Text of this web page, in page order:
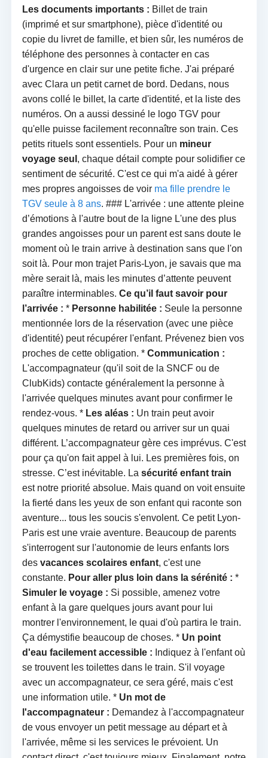
Les documents importants : Billet de train
(imprimé et sur smartphone), pièce d'identité ou
copie du livret de famille, et bien sûr, les numéros de
téléphone des personnes à contacter en cas
d'urgence en clair sur une petite fiche. J'ai préparé
avec Clara un petit carnet de bord. Dedans, nous
avons collé le billet, la carte d'identité, et la liste des
numéros. On a aussi dessiné le logo TGV pour
qu'elle puisse facilement reconnaître son train. Ces
petits rituels sont essentiels. Pour un mineur
voyage seul , chaque détail compte pour solidifier ce
sentiment de sécurité. C'est ce qui m'a aidé à gérer
mes propres angoisses de voir ma fille prendre le
TGV seule à 8 ans. ### L'arrivée : une attente pleine
d’émotions à l'autre bout de la ligne L'une des plus
grandes angoisses pour un parent est sans doute le
moment où le train arrive à destination sans que l'on
soit là. Pour mon trajet Paris-Lyon, je savais que ma
mère serait là, mais les minutes d’attente peuvent
paraître interminables. Ce qu’il faut savoir pour
l’arrivée : * Personne habilitée : Seule la personne
mentionnée lors de la réservation (avec une pièce
d'identité) peut récupérer l'enfant. Prévenez bien vos
proches de cette obligation. * Communication :
L'accompagnateur (qu'il soit de la SNCF ou de
ClubKids) contacte généralement la personne à
l'arrivée quelques minutes avant pour confirmer le
rendez-vous. * Les aléas : Un train peut avoir
quelques minutes de retard ou arriver sur un quai
différent. L’accompagnateur gère ces imprévus. C'est
pour ça qu'on fait appel à lui. Les premières fois, on
stresse. C’est inévitable. La sécurité enfant train
est notre priorité absolue. Mais quand on voit ensuite
la fierté dans les yeux de son enfant qui raconte son
aventure... tous les soucis s'envolent. Ce petit Lyon-
Paris est une vraie aventure. Beaucoup de parents
s'interrogent sur l'autonomie de leurs enfants lors
des vacances scolaires enfant, c'est une
constante. Pour aller plus loin dans la sérénité : *
Simuler le voyage : Si possible, amenez votre
enfant à la gare quelques jours avant pour lui
montrer l'environnement, le quai d'où partira le train.
Ça démystifie beaucoup de choses. * Un point
d'eau facilement accessible : Indiquez à l'enfant où
se trouvent les toilettes dans le train. S'il voyage
avec un accompagnateur, ce sera géré, mais c'est
une information utile. * Un mot de
l'accompagnateur : Demandez à l'accompagnateur
de vous envoyer un petit message au départ et à
l'arrivée, même si les services le prévoient. Un